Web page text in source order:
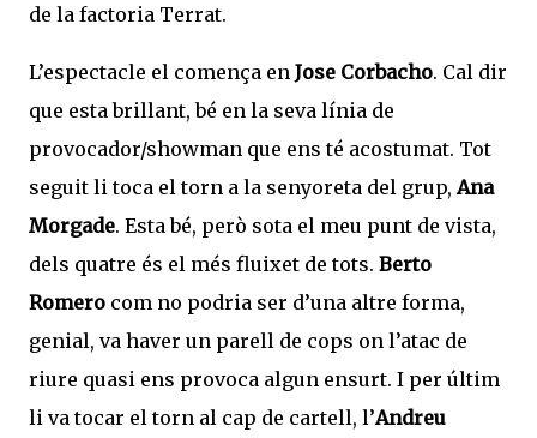
de la factoria Terrat.
L’espectacle el comença en Jose Corbacho. Cal dir
que esta brillant, bé en la seva línia de
provocador/showman que ens té acostumat. Tot
seguit li toca el torn a la senyoreta del grup,Ana
Morgade. Esta bé, però sota el meu punt de vista,
dels quatre és el més fluixet de tots. Berto
Romero com no podria ser d’una altre forma,
genial, va haver un parell de cops on l’atac de
riure quasi ens provoca algun ensurt. I per últim
li va tocar el torn al cap de cartell, l’Andreu